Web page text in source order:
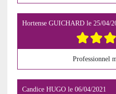
Hortense GUICHARD le 25/04/
Professionnel
Candice HUGO le 06/04/2021